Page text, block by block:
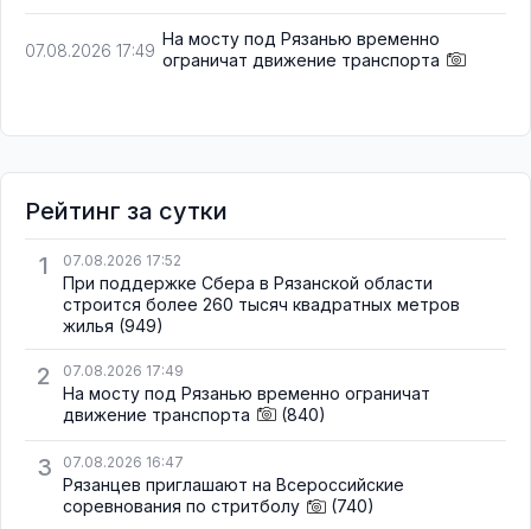
07.08.2026 17:49
На мосту под Рязанью временно
ограничат движение транспорта
Рейтинг за сутки
1
07.08.2026 17:52
При поддержке Сбера в Рязанской области
строится более 260 тысяч квадратных метров
жилья (949)
2 07.08.2026 17:49
На мосту под Рязанью временно ограничат
движение транспорта
(840)
3 07.08.2026 16:47
Рязанцев приглашают на Всероссийские
соревнования по стритболу
(740)